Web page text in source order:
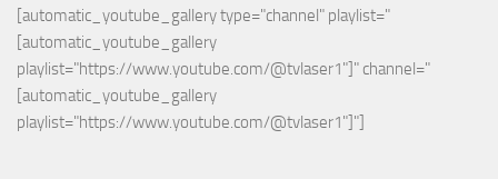
[automatic_youtube_gallery type="channel" playlist="
[automatic_youtube_gallery
playlist="https://www.youtube.com/@tvlaser1"]" channel="
[automatic_youtube_gallery
playlist="https://www.youtube.com/@tvlaser1"]"]